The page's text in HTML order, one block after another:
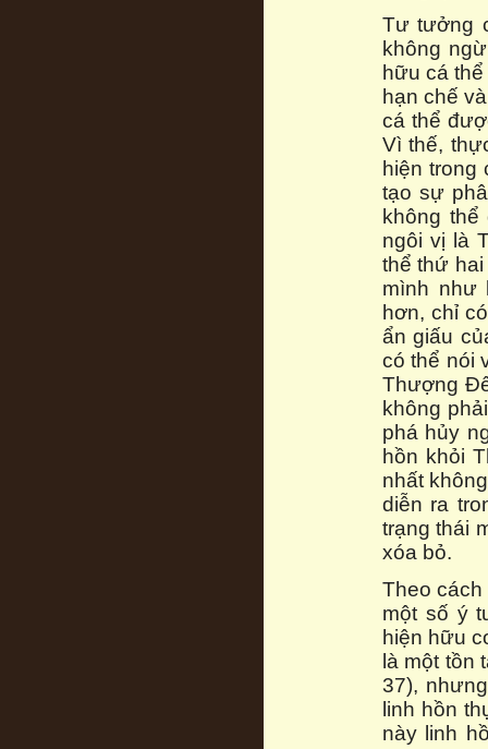
Tư tưởng
không
hữu cá
hạn chế
cá thể
Vì thế,
hiện
tạo sự
không
ngôi vị là
thể thứ
mình như
hơn, chỉ
ẩn giấu
có thể nói
Thượng
không
phá hủy
hồn khỏi
nhất
diễn ra
trạng thái
xóa bỏ.
Theo
một số ý
hiện hữu
là một tồn
37),
linh hồn
này linh